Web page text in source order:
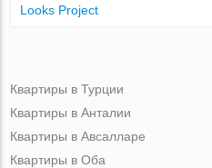
Looks Project
Квартиры в Турции
Квартиры в Анталии
Квартиры в Авсалларе
Квартиры в Оба